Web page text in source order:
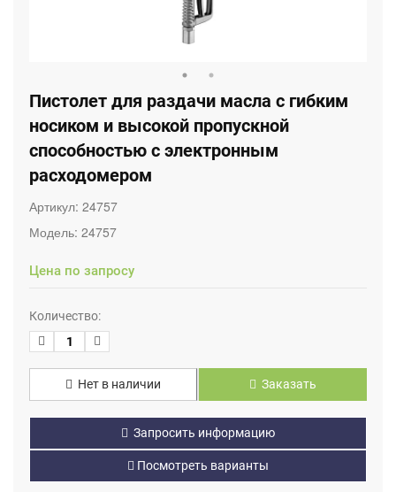
Пистолет для раздачи масла с гибким
носиком и высокой пропускной
способностью с электронным
расходомером
Артикул: 24757
Модель: 24757
Цена по запросу
Количество:
Нет в наличии Заказать
Запросить информацию
Посмотреть варианты